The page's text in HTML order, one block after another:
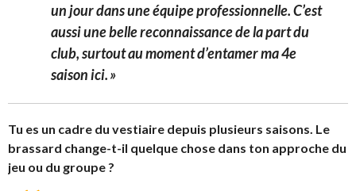
un jour dans une équipe professionnelle. C’est
aussi une belle reconnaissance de la part du
club, surtout au moment d’entamer ma 4e
saison ici. »
Tu es un cadre du vestiaire depuis plusieurs saisons. Le
brassard change-t-il quelque chose dans ton approche du
jeu ou du groupe ?